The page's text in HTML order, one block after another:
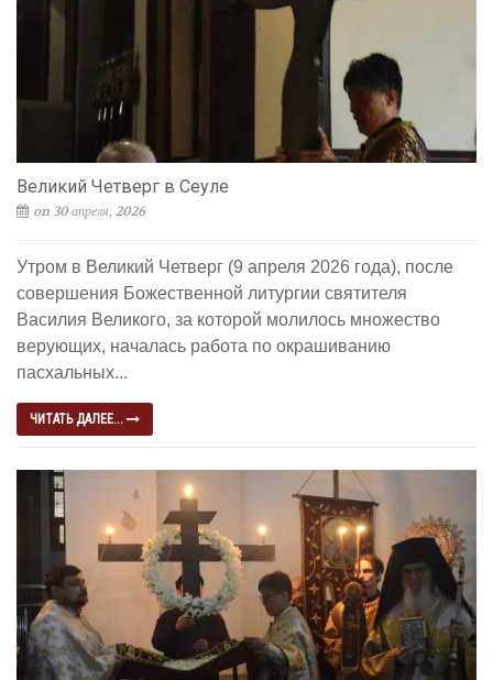
Великий Четверг в Сеуле
on 30 апреля, 2026
Утром в Великий Четверг (9 апреля 2026 года), после
совершения Божественной литургии святителя
Василия Великого, за которой молилось множество
верующих, началась работа по окрашиванию
пасхальных...
ЧИТАТЬ ДАЛЕЕ...